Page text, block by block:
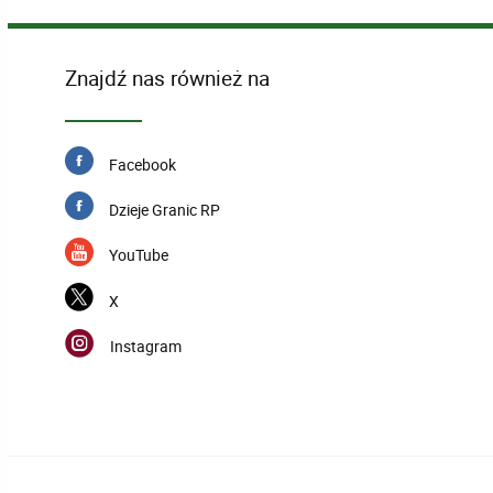
Znajdź nas również na
Facebook
Dzieje Granic RP
YouTube
X
Instagram